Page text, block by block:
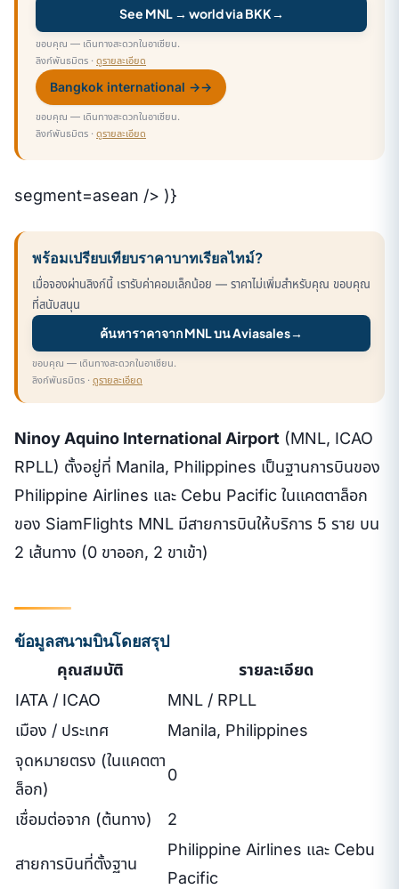
See MNL → world via BKK→
ขอบคุณ — เดินทางสะดวกในอาเซียน.
ลิงก์พันธมิตร · ดูรายละเอียด
Bangkok international →→
ขอบคุณ — เดินทางสะดวกในอาเซียน.
ลิงก์พันธมิตร · ดูรายละเอียด
segment=asean /> )}
พร้อมเปรียบเทียบราคาบาทเรียลไทม์?
เมื่อจองผ่านลิงก์นี้ เรารับค่าคอมเล็กน้อย — ราคาไม่เพิ่มสำหรับคุณ ขอบคุณ
ที่สนับสนุน
ค้นหาราคาจาก MNL บน Aviasales→
ขอบคุณ — เดินทางสะดวกในอาเซียน.
ลิงก์พันธมิตร · ดูรายละเอียด
Ninoy Aquino International Airport (MNL, ICAO
RPLL) ตั้งอยู่ที่ Manila, Philippines เป็นฐานการบินของ
Philippine Airlines และ Cebu Pacific ในแคตตาล็อก
ของ SiamFlights MNL มีสายการบินให้บริการ 5 ราย บน
2 เส้นทาง (0 ขาออก, 2 ขาเข้า)
ข้อมูลสนามบินโดยสรุป
คุณสมบัติ
รายละเอียด
IATA / ICAO
MNL / RPLL
เมือง / ประเทศ
Manila, Philippines
จุดหมายตรง (ในแคตตา
ล็อก)
0
เชื่อมต่อจาก (ต้นทาง) 2
สายการบินที่ตั้งฐาน
Philippine Airlines และ Cebu
Pacific